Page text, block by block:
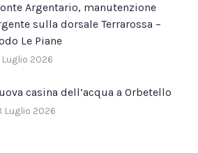
Argentario, manutenzione
sulla dorsale Terrarossa –
Le Piane
Luglio 2026
casina dell’acqua a Orbetello
Luglio 2026